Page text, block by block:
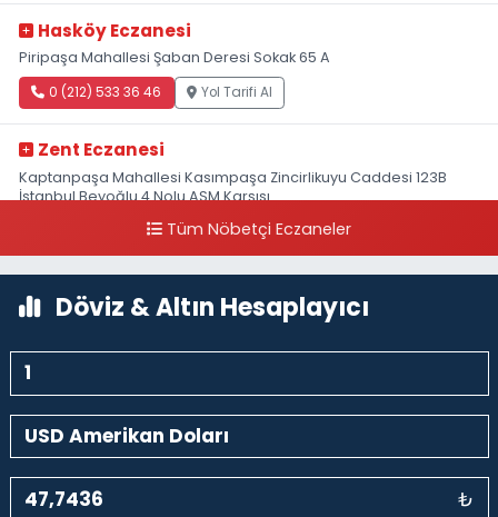
Hasköy Eczanesi
Piripaşa Mahallesi Şaban Deresi Sokak 65 A
0 (212) 533 36 46 Yol Tarifi Al
Zent Eczanesi
Kaptanpaşa Mahallesi Kasımpaşa Zincirlikuyu Caddesi 123B
İstanbul Beyoğlu 4 Nolu ASM Karşısı
0 (212) 297 96 92 Yol Tarifi Al
Tüm Nöbetçi Eczaneler
Döviz & Altın Hesaplayıcı
₺